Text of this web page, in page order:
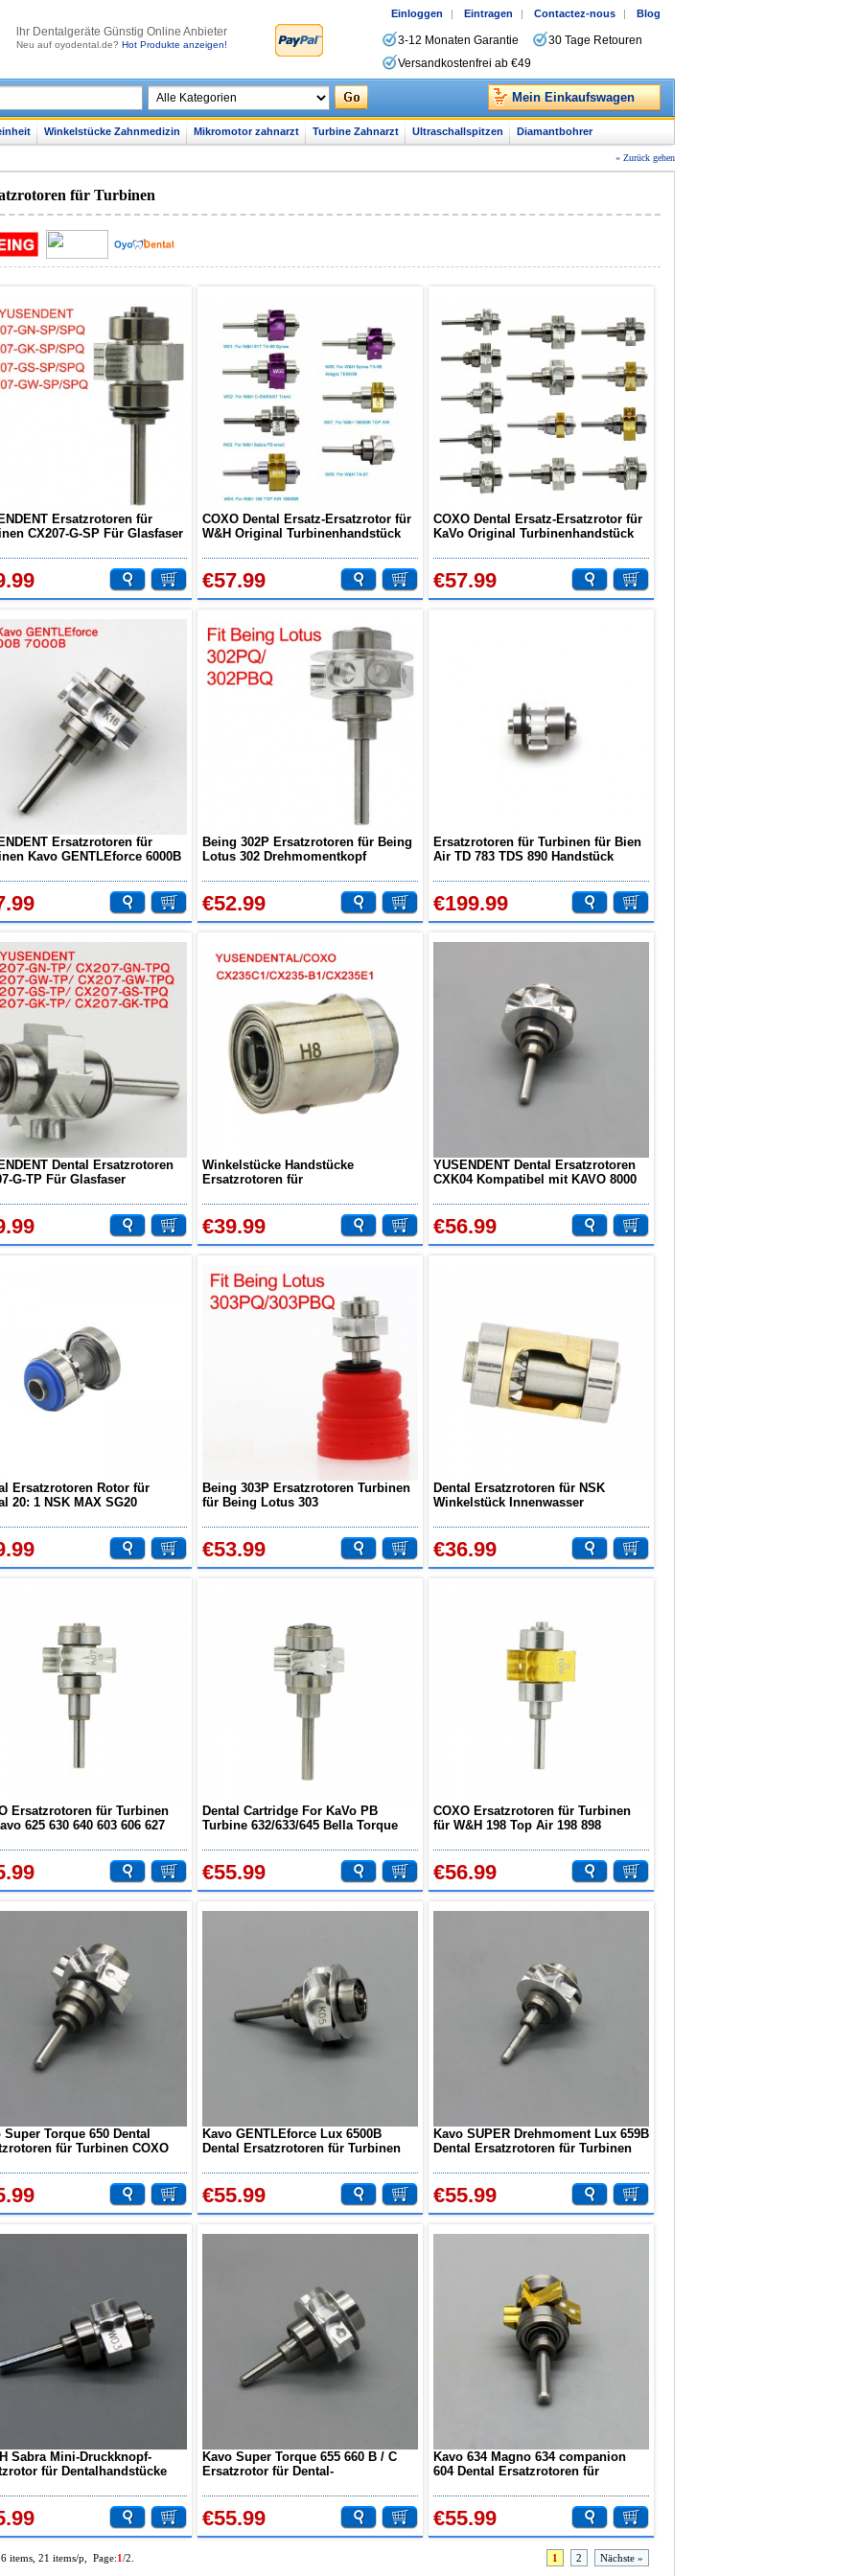
lhr Dentalgeräte Günstig Online Anbieter
Neu auf oyodental.de? Hot Produkte anzeigen!
Einloggen | Eintragen | Contactez-nous | Blog
3-12 Monaten Garantie
30 Tage Retouren
Versandkostenfrei ab €49
Mein Einkaufswagen
Winkelstücke Zahnmedizin Mikromotor zahnarzt Turbine Zahnarzt Ultraschallspitzen Diamantbohrer
« Zurück gehen
für Turbinen
Ersatzrotoren für
CX207-G-SP Für Glasfaser
COXO Dental Ersatz-Ersatzrotor für
W&H Original Turbinenhandstück
€57.99
COXO Dental Ersatz-Ersatzrotor für
KaVo Original Turbinenhandstück
€57.99
Ersatzrotoren für
Kavo GENTLEforce 6000B
Being 302P Ersatzrotoren für Being
Lotus 302 Drehmomentkopf
€52.99
Ersatzrotoren für Turbinen für Bien
Air TD 783 TDS 890 Handstück
€199.99
Dental Ersatzrotoren
G-TP Für Glasfaser
Winkelstücke Handstücke
Ersatzrotoren für
€39.99
YUSENDENT Dental Ersatzrotoren
CXK04 Kompatibel mit KAVO 8000
€56.99
Ersatzrotoren Rotor für
20: 1 NSK MAX SG20
Being 303P Ersatzrotoren Turbinen
für Being Lotus 303
€53.99
Dental Ersatzrotoren für NSK
Winkelstück Innenwasser
€36.99
Ersatzrotoren für Turbinen
625 630 640 603 606 627
Dental Cartridge For KaVo PB
Turbine 632/633/645 Bella Torque
€55.99
COXO Ersatzrotoren für Turbinen
für W&H 198 Top Air 198 898
€56.99
Super Torque 650 Dental
für Turbinen COXO
Kavo GENTLEforce Lux 6500B
Dental Ersatzrotoren für Turbinen
€55.99
Kavo SUPER Drehmoment Lux 659B
Dental Ersatzrotoren für Turbinen
€55.99
Sabra Mini-Druckknopf-
für Dentalhandstücke
Kavo Super Torque 655 660 B / C
Ersatzrotor für Dental-
CXK06 COXO
€55.99
Kavo 634 Magno 634 companion
604 Dental Ersatzrotoren für
€55.99
1 2 Nächste »
items, 21 items/p, Page:1/2.